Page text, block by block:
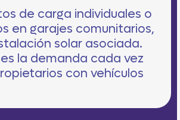
de carga individuales o
en garajes comunitarios,
solar asociada.
la demanda cada vez
con vehículos